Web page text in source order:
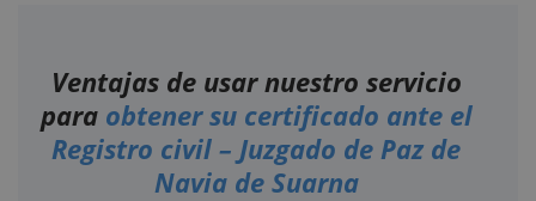
Ventajas de usar nuestro servicio
para obtener su certificado ante el
Registro civil – Juzgado de Paz de
Navia de Suarna